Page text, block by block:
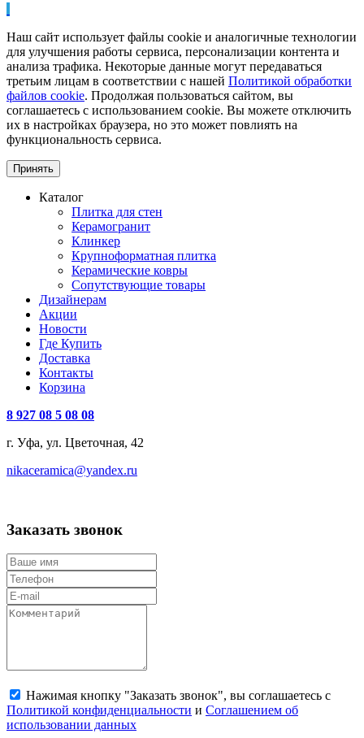
Наш сайт использует файлы cookie и аналогичные технологии
для улучшения работы сервиса, персонализации контента и
анализа трафика. Некоторые данные могут передаваться
третьим лицам в соответствии с нашей Политикой обработки
файлов cookie. Продолжая пользоваться сайтом, вы
соглашаетесь с использованием cookie. Вы можете отключить
их в настройках браузера, но это может повлиять на
функциональность сервиса.
Принять
Каталог
Плитка для стен
Керамогранит
Клинкер
Крупноформатная плитка
Керамические ковры
Сопутствующие товары
Дизайнерам
Акции
Новости
Где Купить
Доставка
Контакты
Корзина
8 927 08 5 08 08
г. Уфа, ул. Цветочная, 42
nikaceramica@yandex.ru
Заказать звонок
Нажимая кнопку "Заказать звонок", вы соглашаетесь с
Политикой конфиденциальности и Соглашением об
использовании данных